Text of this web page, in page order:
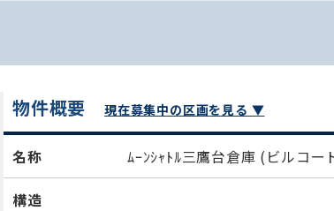
物件概要 現在募集中の区画を見る ▼
名称 ﾑｰﾝｼｬﾄﾙ三鷹台倉庫 (ビルコー
構造